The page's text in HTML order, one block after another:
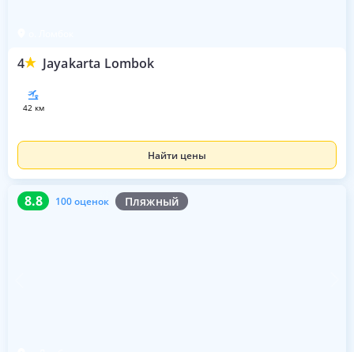
4 Jayakarta Lombok
42 км
Найти цены
8.8 100 оценок Пляжный
8.8 100 оценок